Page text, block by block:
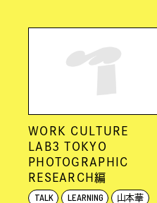
WORK CULTURE
LAB3 TOKYO
PHOTOGRAPHIC
RESEARCH編
TALK
LEARNING 山本華